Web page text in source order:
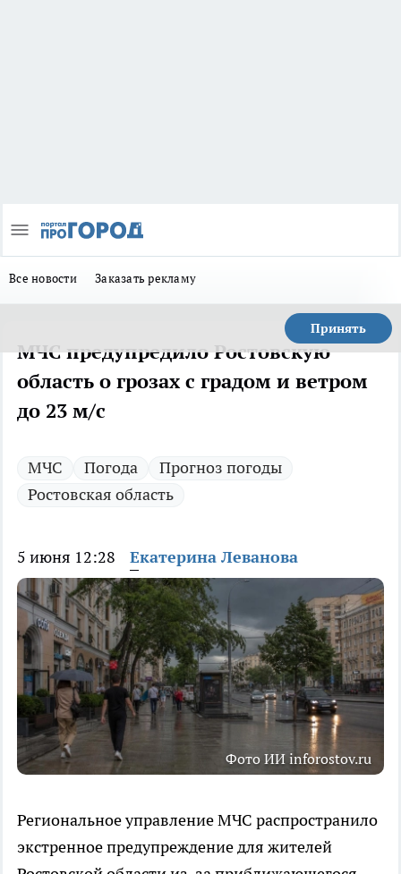
Все новости Заказать рекламу
Принять
МЧС предупредило Ростовскую
область о грозах с градом и ветром
до 23 м/с
МЧС Погода
Прогноз погоды
Ростовская область
5 июня 12:28 Екатерина Леванова
Фото ИИ inforostov.ru
Региональное управление МЧС распространило
экстренное предупреждение для жителей